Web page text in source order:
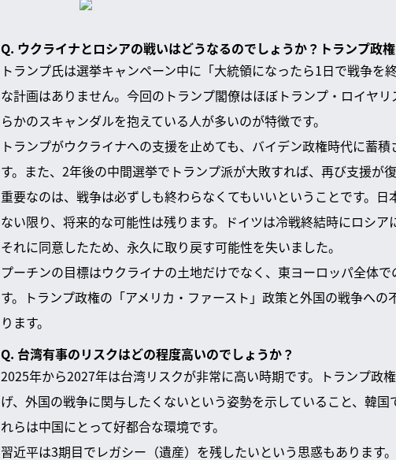
Q. ウクライナとロシアの戦いはどうなるのでしょうか？トランプ政
トランプ氏は選挙キャンペーン中に「大統領になったら1日で戦争を
な計画はありません。今回のトランプ閣僚はほぼトランプ・ロイヤ
らかのスキャンダルを抱えている人が多いのが特徴です。
トランプがウクライナへの支援を止めても、バイデン政権時代に蓄
す。また、2年後の中間選挙でトランプ派が大敗すれば、再び支援が
重要なのは、戦争は必ずしも終わらなくてもいいということです。
ない限り、将来的な可能性は残ります。ドイツは冷戦終結時にロシア
それに同意したため、永久に取り戻す可能性を失いました。
プーチンの目標はウクライナの土地だけでなく、東ヨーロッパ全体
す。トランプ政権の「アメリカ・ファースト」政策と外国の戦争へ
ります。
Q. 台湾有事のリスクはどの程度高いのでしょうか？
2025年から2027年は台湾リスクが非常に高い時期です。トランプ政
げ、外国の戦争に関与したくないという姿勢を示していること、韓
れらは中国にとって好都合な環境です。
習近平は3期目でレガシー（遺産）を残したいという思惑もあります